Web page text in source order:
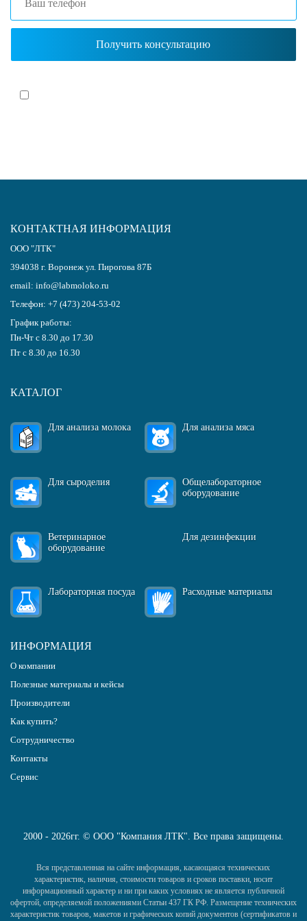
КОНТАКТНАЯ ИНФОРМАЦИЯ
ООО "ЛТК"
394038 г. Воронеж ул. Пирогова 87Б
email: info@labmoloko.ru
Телефон: +7 (473) 204-53-02
График работы:
Пн-Чт с 8.30 до 17.30
Пт с 8.30 до 16.30
КАТАЛОГ
Для анализа молока Для анализа мяса
Для сыроделия
Общелабораторное
оборудование
Ветеринарное
оборудование
Для дезинфекции
Лабораторная посуда Расходные материалы
ИНФОРМАЦИЯ
О компании
Полезные материалы и кейсы
Производители
Как купить?
Сотрудничество
Контакты
Сервис
2000 - 2026гг. © ООО "Компания ЛТК". Все права защищены.
Вся представленная на сайте информация, касающаяся технических
характеристик, наличия, стоимости товаров и сроков поставки, носит
информационный характер и ни при каких условиях не является публичной
офертой, определяемой положениями Статьи 437 ГК РФ. Размещение технических
характеристик товаров, макетов и графических копий документов (сертификатов и